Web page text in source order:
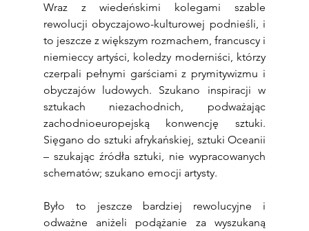
Wraz z wiedeńskimi kolegami szable
rewolucji obyczajowo-kulturowej podnieśli, i
to jeszcze z większym rozmachem, francuscy i
niemieccy artyści, koledzy moderniści, którzy
czerpali pełnymi garściami z prymitywizmu i
obyczajów ludowych. Szukano inspiracji w
sztukach niezachodnich, podważając
zachodnioeuropejską konwencję sztuki.
Sięgano do sztuki afrykańskiej, sztuki Oceanii
– szukając źródła sztuki, nie wypracowanych
schematów; szukano emocji artysty.
Było to jeszcze bardziej rewolucyjne i
odważne aniżeli podążanie za wyszukaną